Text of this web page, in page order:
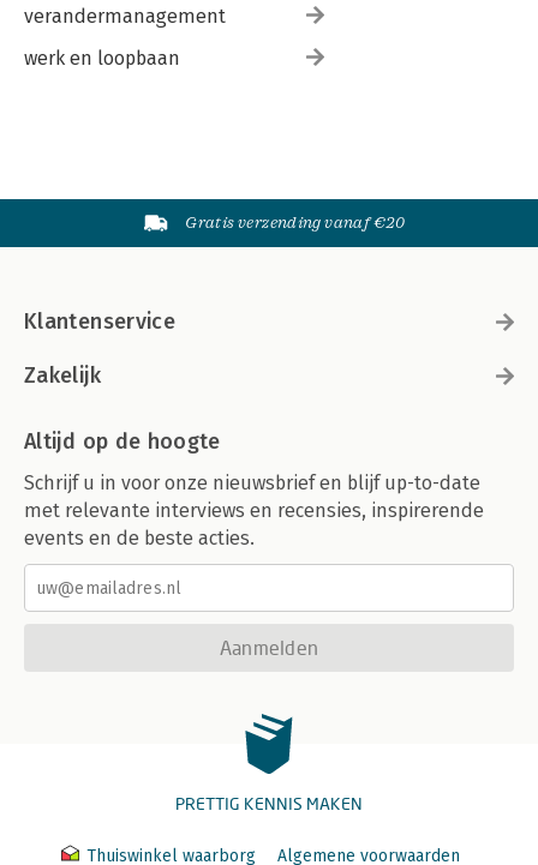
verandermanagement
werk en loopbaan
Gratis verzending vanaf €20
Klantenservice
Zakelijk
Altijd op de hoogte
Schrijf u in voor onze nieuwsbrief en blijf up-to-date
met relevante interviews en recensies, inspirerende
events en de beste acties.
Aanmelden
PRETTIG KENNIS MAKEN
Thuiswinkel waarborg Algemene voorwaarden